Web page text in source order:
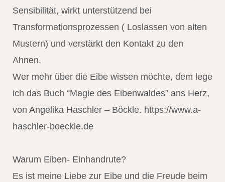
Sensibilität, wirkt unterstützend bei
Transformationsprozessen ( Loslassen von alten
Mustern) und verstärkt den Kontakt zu den
Ahnen.
Wer mehr über die Eibe wissen möchte, dem lege
ich das Buch “Magie des Eibenwaldes” ans Herz,
von Angelika Haschler – Böckle. https://www.a-
haschler-boeckle.de
Warum Eiben- Einhandrute?
Es ist meine Liebe zur Eibe und die Freude beim